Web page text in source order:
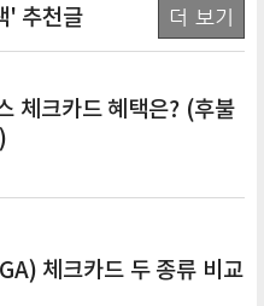
' 추천글 더 보기
체크카드 혜택은? (후불
체크카드 두 종류 비교